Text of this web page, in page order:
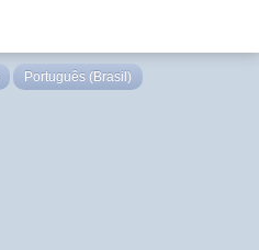
Português (Brasil)